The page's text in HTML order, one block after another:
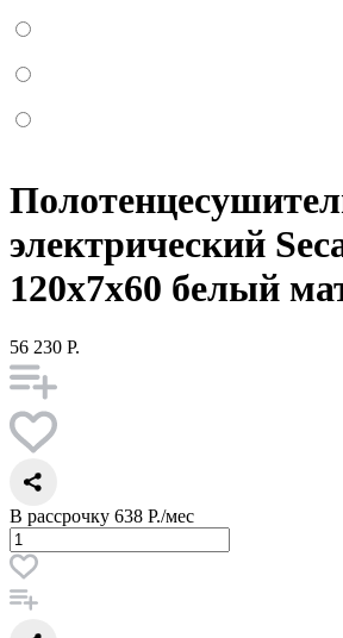
электрический
120x7x60 белый
56 230 Р.
В рассрочку 638 Р./мес